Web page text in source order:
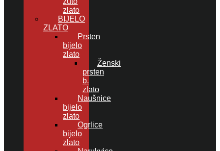
zlato
BIJELO
ZLATO
Prsten
bijelo
zlato
Ženski
prsten
b.
zlato
Naušnice
bijelo
zlato
Ogrlice
bijelo
zlato